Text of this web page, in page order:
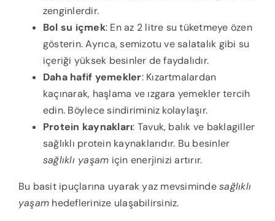
zenginlerdir.
Bol su içmek: En az 2 litre su tüketmeye özen
gösterin. Ayrıca, semizotu ve salatalık gibi su
içeriği yüksek besinler de faydalıdır.
Daha hafif yemekler: Kızartmalardan
kaçınarak, haşlama ve ızgara yemekler tercih
edin. Böylece sindiriminiz kolaylaşır.
Protein kaynakları: Tavuk, balık ve baklagiller
sağlıklı protein kaynaklarıdır. Bu besinler
sağlıklı yaşam için enerjinizi artırır.
Bu basit ipuçlarına uyarak yaz mevsimindesağlıklı
yaşam hedeflerinize ulaşabilirsiniz.